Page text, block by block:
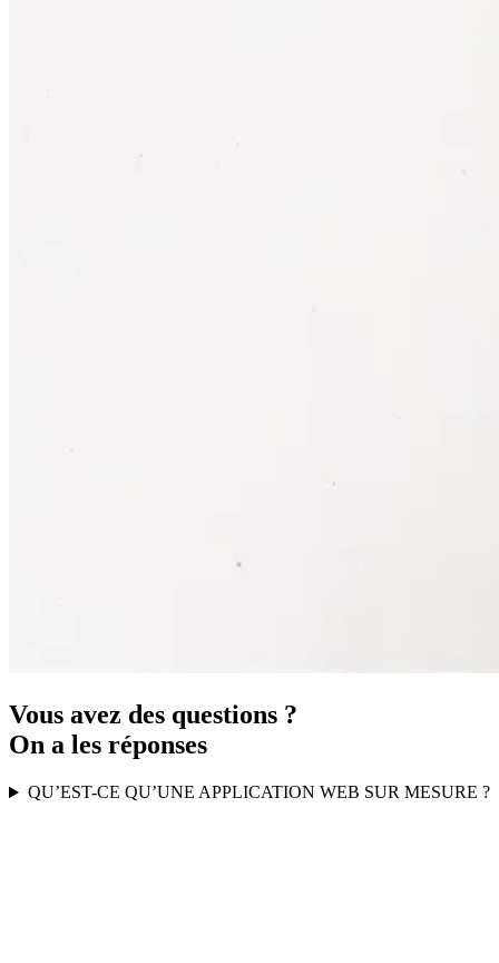
Vous avez des questions ?
On a les réponses
QU’EST-CE QU’UNE APPLICATION WEB SUR MESURE ?